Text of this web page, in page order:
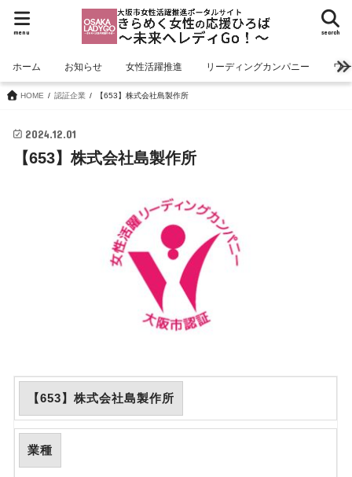
search
menu
ホーム お知らせ 女性活躍推進 リーディングカンパニー ワ
HOME 認証企業 【653】株式会社島製作所
2024.12.01
【653】株式会社島製作所
【653】株式会社島製作所
業種